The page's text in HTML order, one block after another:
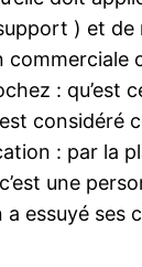
) et
: qu’est ce
considéré
: par la
une
essuyé